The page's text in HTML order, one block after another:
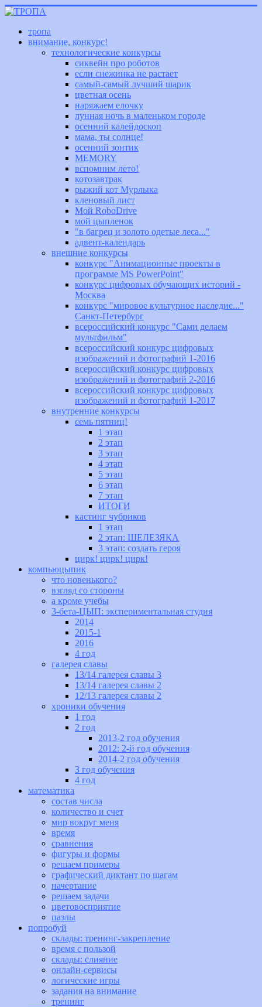
тропа
внимание, конкурс!
технологические конкурсы
сиквейн про роботов
если снежинка не растает
самый-самый лучший шарик
цветная осень
наряжаем елочку
лунная ночь в маленьком городе
осенний калейдоскоп
мама, ты солнце!
осенний зонтик
MEMORY
вспомним лето!
котозавтрак
рыжий кот Мурлыка
кленовый лист
Мой RoboDrive
мой цыпленок
"в багрец и золото одетые леса..."
адвент-календарь
внешние конкурсы
конкурс "Анимационные проекты в
программе MS PowerPoint"
конкурс цифровых обучающих историй -
Москва
конкурс "мировое культурное наследие..."
Санкт-Петербург
всероссийский конкурс "Сами делаем
мультфильм"
всероссийский конкурс цифровых
изображений и фотографий 1-2016
всероссийский конкурс цифровых
изображений и фотографий 2-2016
всероссийский конкурс цифровых
изображений и фотографий 1-2017
внутренние конкурсы
семь пятниц!
1 этап
2 этап
3 этап
4 этап
5 этап
6 этап
7 этап
ИТОГИ
кастинг чубриков
1 этап
2 этап: ШЕЛЕЗЯКА
3 этап: создать героя
цирк! цирк! цирк!
компьюцыпик
что новенького?
взгляд со стороны
а кроме учебы
3-бета-ЦЫП: экспериментальная студия
2014
2015-1
2016
4 год
галерея славы
13/14 галерея славы 3
13/14 галерея славы 2
12/13 галерея славы 2
хроники обучения
1 год
2 год
2013-2 год обучения
2012: 2-й год обучения
2014-2 год обучения
3 год обучения
4 год
математика
состав числа
количество и счет
мир вокруг меня
время
сравнения
фигуры и формы
решаем примеры
графический диктант по шагам
начертание
решаем задачи
цветовосприятие
пазлы
попробуй
склады: тренинг-закрепление
время с пользой
склады: слияние
онлайн-сервисы
логические игры
задания на внимание
тренинг